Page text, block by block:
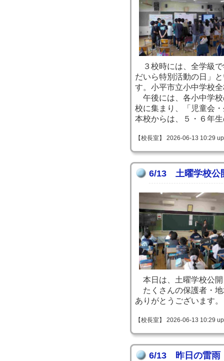
３校時には、全学級で
だいら特別活動の日」
す。小平市立小中学校
午後には、各小中学校
校に集まり、「児童会
本校からは、５・６年
【校長室】 2026-06-13 10:29
6/13 土曜学校公
本日は、土曜学校公開
たくさんの保護者・地
ありがとうございます。
【校長室】 2026-06-13 10:29
6/13 昨日の雷雨